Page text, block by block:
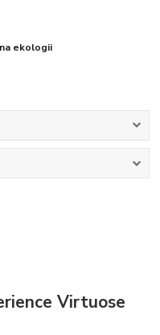
ekologii
Virtuose